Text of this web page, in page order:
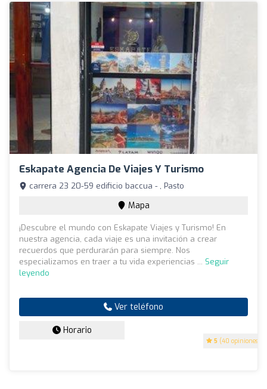
Eskapate Agencia De Viajes Y Turismo
5 (40 opiniones)
carrera 23 20-59 edificio baccua - , Pasto
Mapa
¡Descubre el mundo con Eskapate Viajes y Turismo! En
nuestra agencia, cada viaje es una invitación a crear
recuerdos que perdurarán para siempre. Nos
especializamos en traer a tu vida experiencias ... Seguir
leyendo
Ver teléfono
Horario